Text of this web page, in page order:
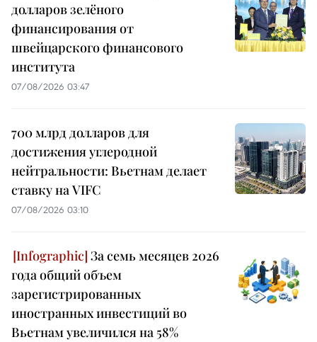
долларов зелёного
финансирования от
швейцарского финансового
института
07/08/2026 03:47
700 млрд долларов для
достижения углеродной
нейтральности: Вьетнам делает
ставку на VIFC
07/08/2026 03:10
За семь месяцев 2026
года общий объем
зарегистрированных
иностранных инвестиций во
Вьетнам увеличился на 58%